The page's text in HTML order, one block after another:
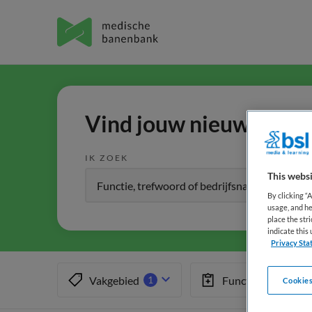
Vind jouw nieuwe
IK ZOEK
Vakgebied 1 Functiegebied
This
By clicking
usage, and
place the
indicate this
Privacy